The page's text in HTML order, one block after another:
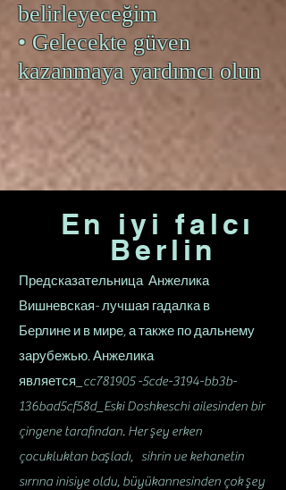
belirleyeceğim
• Gelecekte güven
kazanmaya yardımcı olun
En iyi falcı
Berlin
Предсказательница Анжелика
Вишневская- лучшая гадалка в
Берлине и в мире, а также по дальнему
зарубежью. Анжелика
является_cc781905 -5cde-3194-bb3b-
136bad5cf58d_Eski Doshkeschi ailesinden bir
çingene tarafından. Her şey erken
çocukluktan başladı, sihrin ve kehanetin
sırrına inisiye oldu, büyükannesinden çok şey